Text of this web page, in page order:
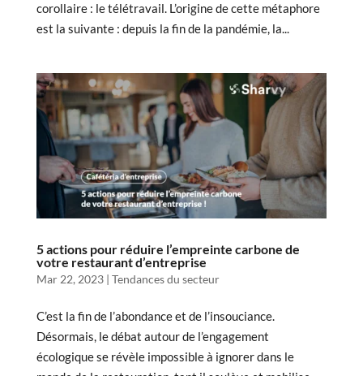
corollaire : le télétravail. L’origine de cette métaphore
est la suivante : depuis la fin de la pandémie, la...
5 actions pour réduire l’empreinte carbone de
votre restaurant d’entreprise
Mar 22, 2023| Tendances du secteur
C’est la fin de l’abondance et de l’insouciance.
Désormais, le débat autour de l’engagement
écologique se révèle impossible à ignorer dans le